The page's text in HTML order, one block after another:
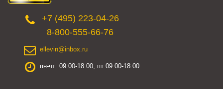
+7 (495) 223-04-26
8-800-555-66-76
ellevin@inbox.ru
пн-чт: 09:00-18:00, пт 09:00-18:00